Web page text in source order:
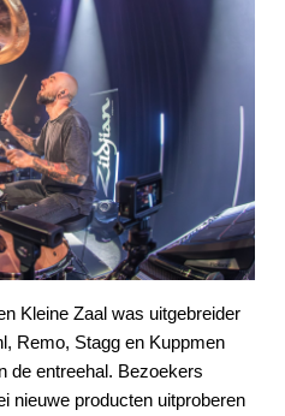
Kleine Zaal was uitgebreider
Remo, Stagg en Kuppmen
de entreehal. Bezoekers
nieuwe producten uitproberen